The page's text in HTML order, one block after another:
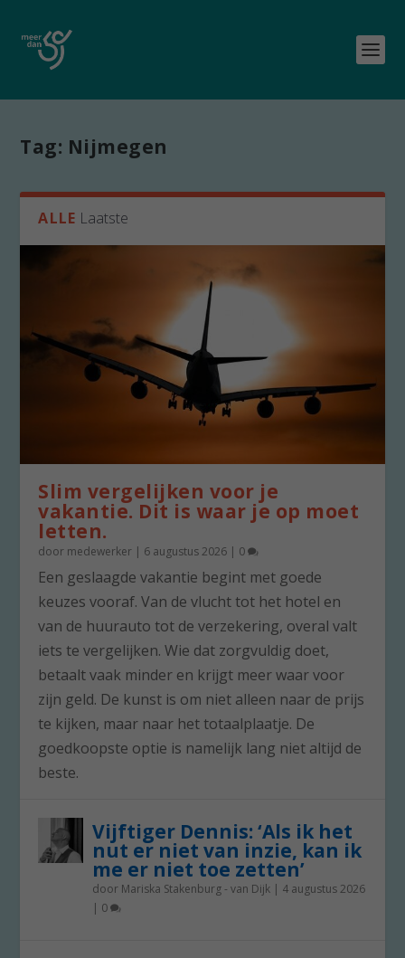
Tag: Nijmegen
ALLE Laatste
Slim vergelijken voor je
vakantie. Dit is waar je op moet
letten.
door medewerker | 6 augustus 2026 | 0
Een geslaagde vakantie begint met goede
keuzes vooraf. Van de vlucht tot het hotel en
van de huurauto tot de verzekering, overal valt
iets te vergelijken. Wie dat zorgvuldig doet,
betaalt vaak minder en krijgt meer waar voor
zijn geld. De kunst is om niet alleen naar de prijs
te kijken, maar naar het totaalplaatje. De
goedkoopste optie is namelijk lang niet altijd de
beste.
Vijftiger Dennis: ‘Als ik het
nut er niet van inzie, kan ik
me er niet toe zetten’
door Mariska Stakenburg - van Dijk | 4 augustus 2026
| 0